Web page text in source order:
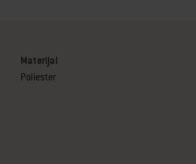
Materijal
Poliester